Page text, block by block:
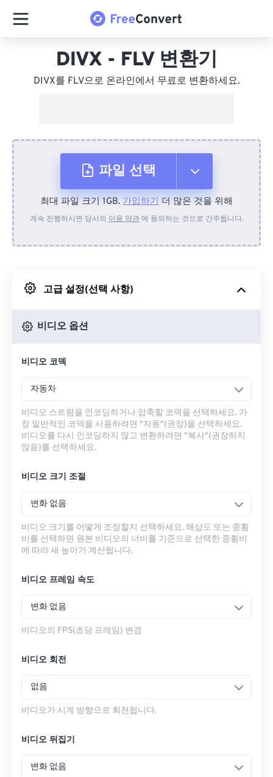
DIVX - FLV 변환기
DIVX를 FLV으로 온라인에서 무료로 변환하세요.
파일 선택
장치에서
Google 드라이브에서
최대 파일 크기 1GB. 가입하기 더 많은 것을 위해
계속 진행하시면 당사의 이용 약관에 동의하는 것으로 간주됩니다.
고급 설정(선택 사항)
비디오 옵션
비디오 코덱
자동차
비디오 스트림을 인코딩하거나 압축할 코덱을 선택하세요. 가
장 일반적인 코덱을 사용하려면 "자동"(권장)을 선택하세요.
비디오를 다시 인코딩하지 않고 변환하려면 "복사"(권장하지
않음)를 선택하세요.
비디오 크기 조절
변화 없음
비디오 크기를 어떻게 조정할지 선택하세요. 해상도 또는 종횡
비를 선택하면 원본 비디오의 너비를 기준으로 선택한 종횡비
에 따라 새 높이가 계산됩니다.
비디오 프레임 속도
변화 없음
비디오의 FPS(초당 프레임) 변경
비디오 회전
없음
비디오가 시계 방향으로 회전됩니다.
비디오 뒤집기
변화 없음